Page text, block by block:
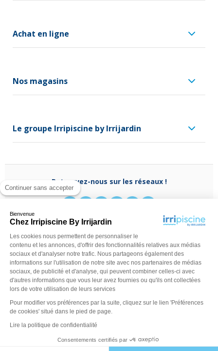
Continuer sans accepter
Bienvenue
Chez Irripiscine By Irrijardin
Les cookies nous permettent de personnaliser le
contenu et les annonces, d'offrir des fonctionnalités relatives aux médias
sociaux et d'analyser notre trafic. Nous partageons également des
informations sur l'utilisation de notre site avec nos partenaires de médias
sociaux, de publicité et d'analyse, qui peuvent combiner celles-ci avec
d'autres informations que vous leur avez fournies ou qu'ils ont collectées
lors de votre utilisation de leurs services
Pour modifier vos préférences par la suite, cliquez sur le lien 'Préférences
de cookies' situé dans le pied de page.
Lire la politique de confidentialité
Consentements certifiés par
Achat en ligne
Nos magasins
Le groupe Irripiscine by Irrijardin
Retrouvez-nous sur les réseaux !
Besoin d'aide ?
0970 818 918
(appel non surtaxé)
Du lundi au vendredi de9 h - 13 hà14 h - 18 h ou
contactez-nous vianotre formulaire
Conditions générales de ventes Mentions